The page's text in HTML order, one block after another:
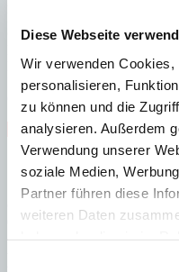
Diese Webseite
Wir verwenden
personalisieren,
zu können und die
analysieren. Außerdem
Verwendung unserer
soziale Medien,
Partner führen diese
weiteren Daten
Steuern beim
Zuständiges Büro
OFICINA CENTRAL
0034971695255